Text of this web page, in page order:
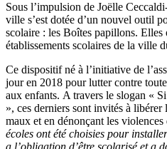
Sous l’impulsion de Joëlle
ville s’est dotée d’un nouvel outil
scolaire : les Boîtes papillons. Elles
établissements scolaires de la ville
Ce dispositif né à l’initiative de
jour en 2018 pour lutter contre
aux enfants. A travers le slogan «
», ces derniers sont invités à
maux et en dénonçant les
écoles ont été choisies pour